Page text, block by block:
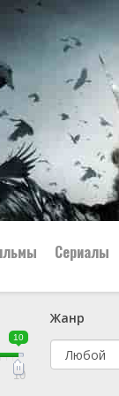
Сериалы
10
10
Жанр